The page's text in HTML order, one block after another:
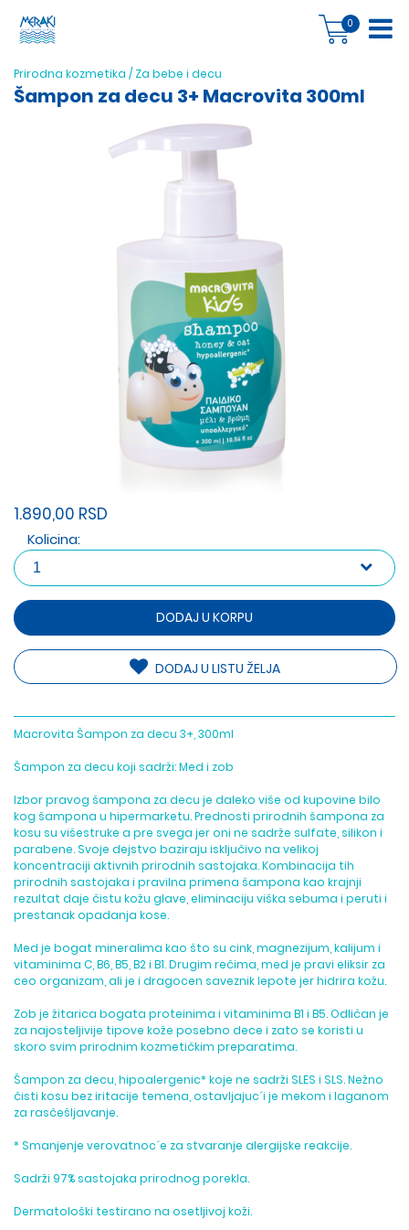
0
Prirodna kozmetika / Za bebe i decu
Šampon za decu 3+ Macrovita 300ml
1.890,00 RSD
Kolicina:
DODAJ U KORPU
DODAJ U LISTU ŽELJA
Macrovita Šampon za decu 3+, 300ml
Šampon za decu koji sadrži: Med i zob
Izbor pravog šampona za decu je daleko više od kupovine bilo
kog šampona u hipermarketu. Prednosti prirodnih šampona za
kosu su višestruke a pre svega jer oni ne sadrže sulfate, silikon i
parabene. Svoje dejstvo baziraju isključivo na velikoj
koncentraciji aktivnih prirodnih sastojaka. Kombinacija tih
prirodnih sastojaka i pravilna primena šampona kao krajnji
rezultat daje čistu kožu glave, eliminaciju viška sebuma i peruti i
prestanak opadanja kose.
Med je bogat mineralima kao što su cink, magnezijum, kalijum i
vitaminima C, B6, B5, B2 i B1. Drugim rečima, med je pravi eliksir za
ceo organizam, ali je i dragocen saveznik lepote jer hidrira kožu.
Zob je žitarica bogata proteinima i vitaminima B1 i B5. Odličan je
za najosteljivije tipove kože posebno dece i zato se koristi u
skoro svim prirodnim kozmetičkim preparatima.
Šampon za decu, hipoalergenic* koje ne sadrži SLES i SLS. Nežno
čisti kosu bez iritacije temena, ostavljajuc´i je mekom i laganom
za rasčešljavanje.
* Smanjenje verovatnoc´e za stvaranje alergijske reakcije.
Sadrži 97% sastojaka prirodnog porekla.
Dermatološki testirano na osetljivoj koži.